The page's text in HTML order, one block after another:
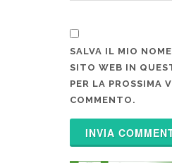
SALVA IL MIO
SITO WEB IN
PER LA PROSSIMA
COMMENTO.